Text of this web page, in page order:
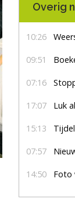
Overig
10:26
09:51
07:16
17:07 Luk
15:13
07:57 Nieuwe
14:50 Foto